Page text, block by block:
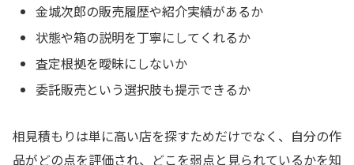
金城次郎の販売履歴や紹介実績があるか
状態や箱の説明を丁寧にしてくれるか
査定根拠を曖昧にしないか
委託販売という選択肢も提示できるか
相見積もりは単に高い店を探すためだけでなく、自分の作
品がどの点を評価され、どこを弱点と見られているかを知